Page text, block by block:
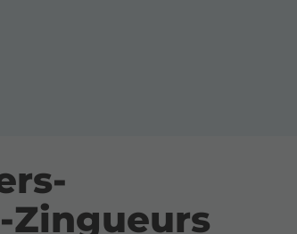
Zingueurs